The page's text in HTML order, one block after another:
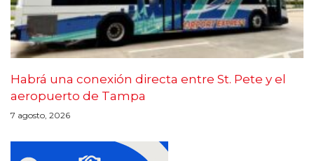
Habrá una conexión directa entre St. Pete y el
aeropuerto de Tampa
7 agosto, 2026